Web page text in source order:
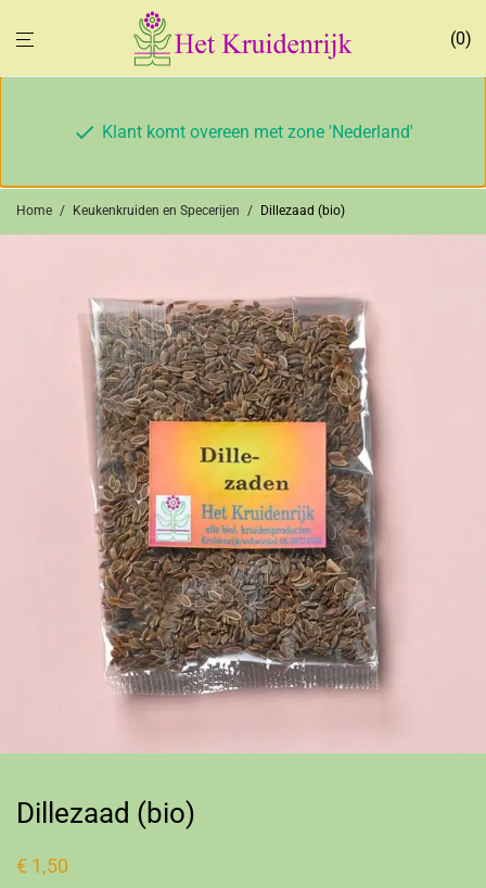
0
Klant komt overeen met zone 'Nederland'
Home / Keukenkruiden en Specerijen / Dillezaad (bio)
Dillezaad (bio)
€ 1,50